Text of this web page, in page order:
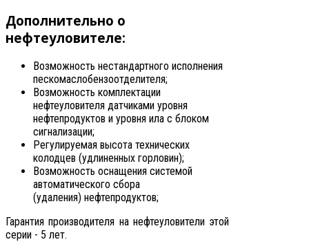
Дополнительно о
нефтеуловителе:
Возможность нестандартного исполнения
пескомаслобензоотделителя;
Возможность комплектации
нефтеуловителя датчиками уровня
нефтепродуктов и уровня ила с блоком
сигнализации;
Регулируемая высота технических
колодцев (удлиненных горловин);
Возможность оснащения системой
автоматического сбора
(удаления) нефтепродуктов;
Гарантия производителя на нефтеуловители этой
серии - 5 лет.